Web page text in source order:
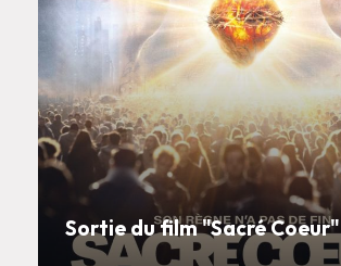
Sortie du film "Sacré Coeur"